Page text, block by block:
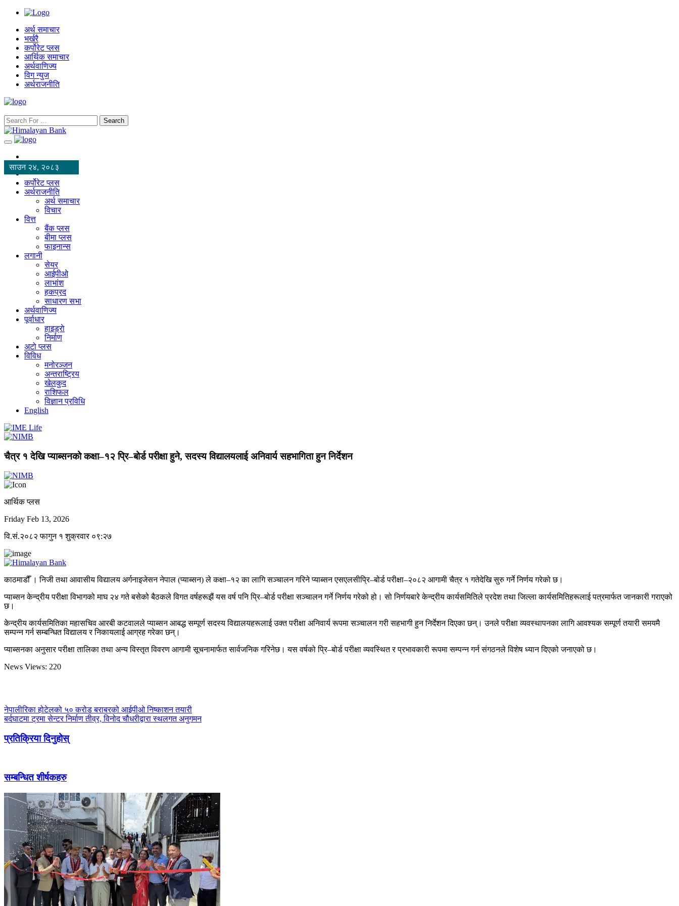
अर्थ समाचार
भर्खरै
कर्पोरेट प्लस
आर्थिक समाचार
अर्थवाणिज्य
विग न्युज
अर्थराजनीति
Search
साउन २४, २०८३
कर्पोरेट प्लस
अर्थराजनीति
अर्थ समाचार
विचार
वित्त
बैंक प्लस
बीमा प्लस
फाइनान्स
लगानी
सेयर
आईपीओ
लाभांश
हकप्रद
साधारण सभा
अर्थवाणिज्य
पूर्वाधार
हाइड्राे
निर्माण
अटो प्लस
विविध
मनोरञ्जन
अन्तराष्ट्रिय
खेलकुद
राशिफल
विज्ञान प्रविधि
English
चैत्र १ देखि प्याब्सनको कक्षा–१२ प्रि–बोर्ड परीक्षा हुने, सदस्य विद्यालयलाई अनिवार्य सहभागिता हुन निर्देशन
आर्थिक प्लस
Friday Feb 13, 2026
वि.सं.२०८२ फागुन १ शुक्रवार ०९:२७
काठमाडौँ । निजी तथा आवासीय विद्यालय अर्गनाइजेसन नेपाल (प्याब्सन) ले कक्षा–१२ का लागि सञ्चालन गरिने प्याब्सन एसएलसीप्रि–बोर्ड परीक्षा–२०८२ आगामी चैत्र १ गतेदेखि सुरु गर्ने निर्णय गरेको छ।
प्याब्सन केन्द्रीय परीक्षा विभागको माघ २४ गते बसेको बैठकले विगत वर्षहरूझैं यस वर्ष पनि प्रि–बोर्ड परीक्षा सञ्चालन गर्ने निर्णय गरेको हो। सो निर्णयबारे केन्द्रीय कार्यसमितिले प्रदेश तथा जिल्ला कार्यसमितिहरूलाई पत्रमार्फत जानकारी गराएको
छ।
केन्द्रीय कार्यसमितिका महासचिव आरबी कटवालले प्याब्सन आबद्ध सम्पूर्ण सदस्य विद्यालयहरूलाई उक्त परीक्षा अनिवार्य रूपमा सञ्चालन गरी सहभागी हुन निर्देशन दिएका छन्। उनले परीक्षा व्यवस्थापनका लागि आवश्यक सम्पूर्ण तयारी समयमै
सम्पन्न गर्न सम्बन्धित विद्यालय र निकायलाई आग्रह गरेका छन्।
प्याब्सनका अनुसार परीक्षा तालिका तथा अन्य विस्तृत विवरण आगामी सूचनामार्फत सार्वजनिक गरिनेछ। यस वर्षको प्रि–बोर्ड परीक्षा व्यवस्थित र प्रभावकारी रूपमा सम्पन्न गर्न संगठनले विशेष ध्यान दिएको जनाएको छ।
News Views: 220
नेपालीरिका होटेलको ५० करोड बराबरको आईपीओ निष्काशन तयारी
बर्दघाटमा ट्रमा सेन्टर निर्माण तीव्र, विनोद चौधरीद्वारा स्थलगत अनुगमन
प्रतिक्रिया दिनुहोस्
सम्बन्धित शीर्षकहरु